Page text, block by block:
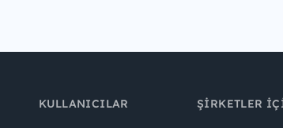
KULLANICILAR ŞIRKETLER